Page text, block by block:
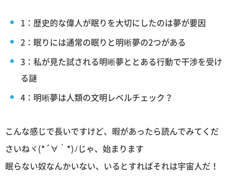
1：歴史的な偉人が眠りを大切にしたのは夢が要因
2：眠りには通常の眠りと明晰夢の2つがある
3：私が見た試される明晰夢ととある行動で干渉を受け
る謎
4：明晰夢は人類の文明レベルチェック？
こんな感じで長いですけど、暇があったら読んでみてくだ
さいねヾ(*´∀｀*)ﾉじゃ、始まります
眠らない奴なんかいない、いるとすればそれは宇宙人だ！